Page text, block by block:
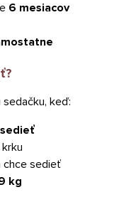
6 mesiacov
keď:
chce sedieť
kg